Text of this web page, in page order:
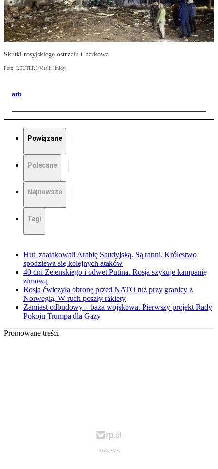
Skutki rosyjskiego ostrzału Charkowa
Foto: REUTERS/Vitalii Hnidyi
arb
Powiązane
Polecane
Najnowsze
Tagi
Huti zaatakowali Arabię Saudyjską. Są ranni. Królestwo
spodziewa się kolejnych ataków
40 dni Zełenskiego i odwet Putina. Rosja szykuje kampanię
zimową
Rosja ćwiczyła obronę przed NATO tuż przy granicy z
Norwegią. W ruch poszły rakiety
Zamiast odbudowy – baza wojskowa. Pierwszy projekt Rady
Pokoju Trumpa dla Gazy
Promowane treści